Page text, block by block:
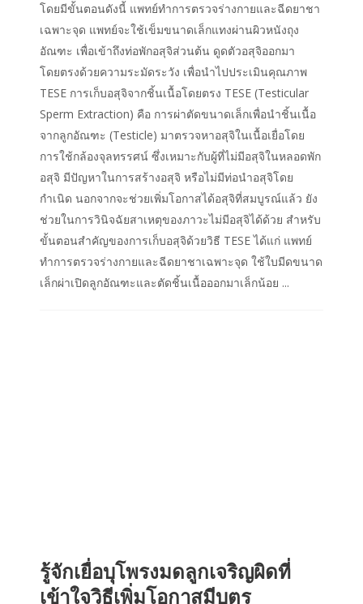
โดยมีขั้นตอนดังนี้ แพทย์ทำการตรวจร่างกายและฉีดยาชา
เฉพาะจุด แพทย์จะใช้เข็มขนาดเล็กแทงผ่านผิวหนังถุง
อัณฑะ เพื่อเข้าถึงท่อพักอสุจิส่วนต้น ดูดตัวอสุจิออกมา
โดยตรงด้วยความระมัดระวัง เพื่อนำไปประเมินคุณภาพ
TESE การเก็บอสุจิจากชิ้นเนื้อโดยตรง TESE (Testicular
Sperm Extraction) คือ การผ่าตัดขนาดเล็กเพื่อนำชิ้นเนื้อ
จากลูกอัณฑะ (Testicle) มาตรวจหาอสุจิในเนื้อเยื่อโดย
การใช้กล้องจุลทรรศน์ ซึ่งเหมาะกับผู้ที่ไม่มีอสุจิในหลอดพัก
อสุจิ มีปัญหาในการสร้างอสุจิ หรือไม่มีท่อนำอสุจิโดย
กำเนิด นอกจากจะช่วยเพิ่มโอกาสได้อสุจิที่สมบูรณ์แล้ว ยัง
ช่วยในการวินิจฉัยสาเหตุของภาวะไม่มีอสุจิได้ด้วย สำหรับ
ขั้นตอนสำคัญของการเก็บอสุจิด้วยวิธี TESE ได้แก่ แพทย์
ทำการตรวจร่างกายและฉีดยาชาเฉพาะจุด ใช้ใบมีดขนาด
เล็กผ่าเปิดลูกอัณฑะและตัดชิ้นเนื้อออกมาเล็กน้อย ...
รู้จักเยื่อบุโพรงมดลูกเจริญผิดที่
เข้าใจวิธีเพิ่มโอกาสมีบุตร